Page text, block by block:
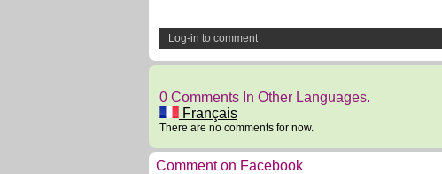
Log-in to comment
0 Comments In Other Languages.
Français
There are no comments for now.
Comment on Facebook